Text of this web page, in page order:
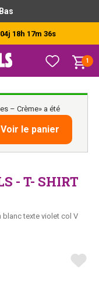
04j 18h 17m 35s
1
– Crème» a été
Voir le panier
- T- SHIRT
blanc texte violet col V